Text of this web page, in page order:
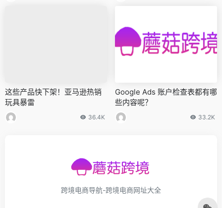
这些产品快下架！亚马逊热销
玩具暴雷
36.4K
Google Ads 账户检查表都有哪
些内容呢？
33.2K
跨境电商导航-跨境电商网址大全